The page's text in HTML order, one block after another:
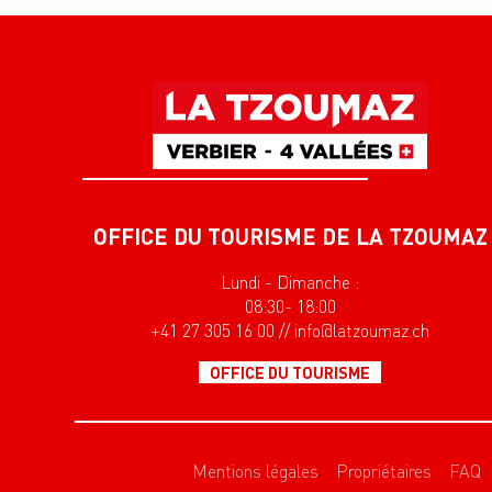
OFFICE DU TOURISME DE LA TZOUMAZ
Lundi - Dimanche :
08:30- 18:00
+41 27 305 16 00 // info@latzoumaz.ch
OFFICE DU TOURISME
Mentions légales Propriétaires FAQ